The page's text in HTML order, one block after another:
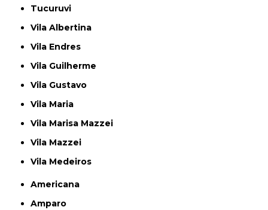
Tucuruvi
Vila Albertina
Vila Endres
Vila Guilherme
Vila Gustavo
Vila Maria
Vila Marisa Mazzei
Vila Mazzei
Vila Medeiros
Americana
Amparo